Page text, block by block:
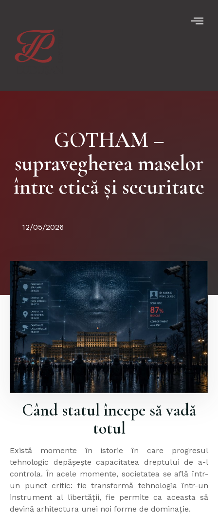
GOTHAM –
supravegherea maselor
între etică și securitate
12/05/2026
Când statul începe să vadă
totul
Există momente în istorie în care progresul
tehnologic depășește capacitatea dreptului de a-l
controla. În acele momente, societatea se află într-
un punct critic: fie transformă tehnologia într-un
instrument al libertății, fie permite ca aceasta să
devină arhitectura unei noi forme de dominație.